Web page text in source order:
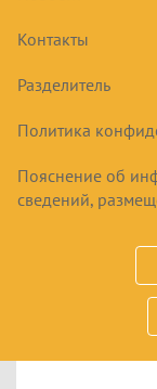
Контакты
Разделитель
Политика
Пояснение об
сведений,
Товары